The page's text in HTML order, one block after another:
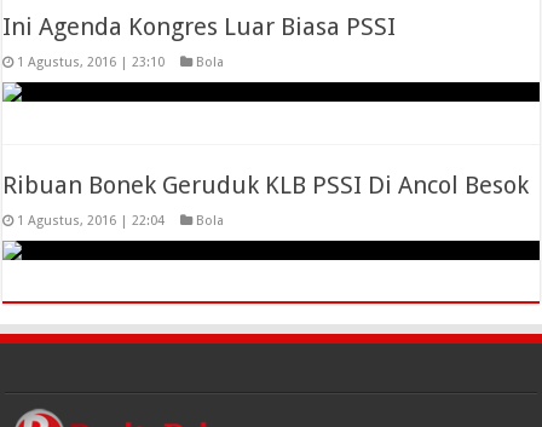
Ini Agenda Kongres Luar Biasa PSSI
1 Agustus, 2016 | 23:10 Bola
Ribuan Bonek Geruduk KLB PSSI Di Ancol Besok
1 Agustus, 2016 | 22:04 Bola